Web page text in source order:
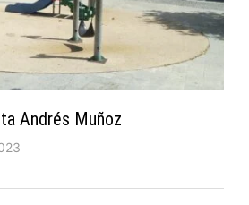
Andrés Muñoz